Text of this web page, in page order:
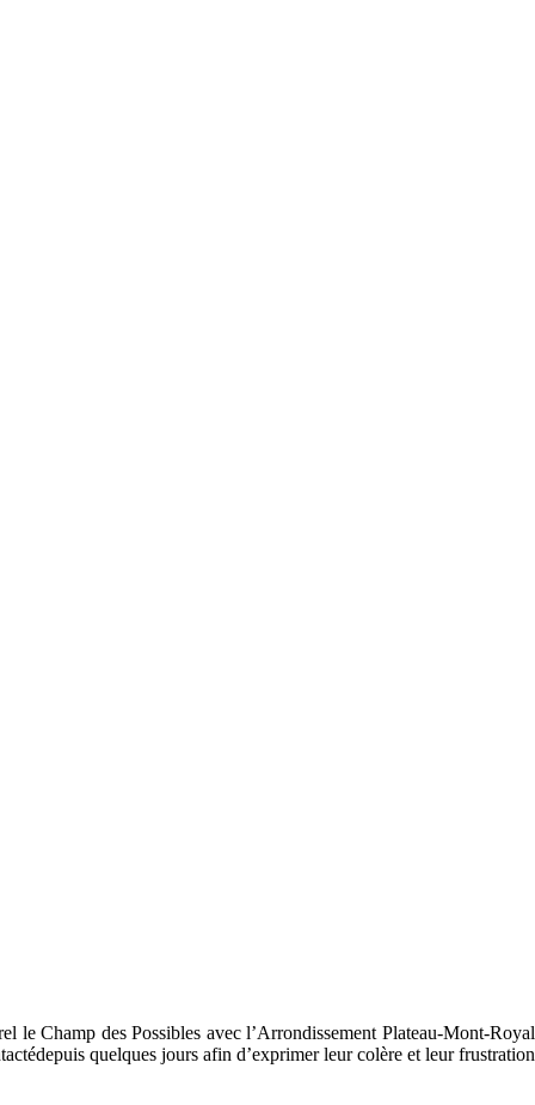
le Champ des Possibles avec l’Arrondissement Plateau-Mont-Royal
quelques jours afin d’exprimer leur colère et leur frustration